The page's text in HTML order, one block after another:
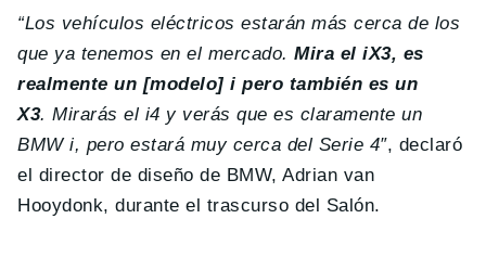
“Los vehículos eléctricos estarán más cerca de los
que ya tenemos en el mercado. Mira el iX3, es
realmente un [modelo] i pero también es un
X3.Mirarás el i4 y verás que es claramente un
BMW i, pero estará muy cerca del Serie 4″, declaró
el director de diseño de BMW, Adrian van
Hooydonk, durante el trascurso del Salón.